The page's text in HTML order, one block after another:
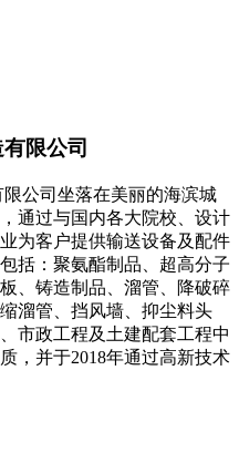
限公司
公司坐落在美丽的海滨城
通过与国内各大院校、设计
为客户提供输送设备及配件
括：聚氨酯制品、超高分子
、铸造制品、溜管、降破碎
溜管、挡风墙、抑尘料头
市政工程及土建配套工程中
，并于2018年通过高新技术